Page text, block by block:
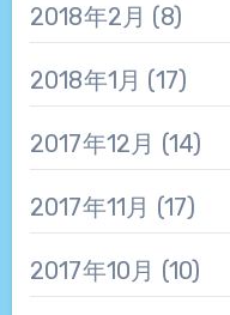
2018年2月 (8)
2018年1月 (17)
2017年12月 (14)
2017年11月 (17)
2017年10月 (10)